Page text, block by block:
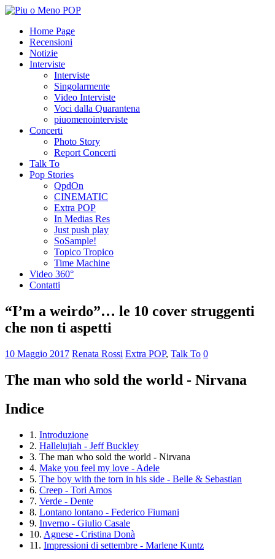
Home Page
Recensioni
Notizie
Interviste
Interviste
Singolarmente
Video Interviste
Voci dalla Quarantena
piuomenointerviste
Concerti
Photo Story
Report Concerti
Talk To
Pop Stories
QpdOn
CINEMATIC
Extra POP
In Medias Res
Just push play
SoSample!
Topico Tropico
Time Machine
Video 360°
Contatti
“I’m a weirdo”… le 10 cover struggenti
che non ti aspetti
10 Maggio 2017 Renata Rossi Extra POP, Talk To 0
The man who sold the world - Nirvana
Indice
1. Introduzione
2. Hallelujiah - Jeff Buckley
3. The man who sold the world - Nirvana
4. Make you feel my love - Adele
5. The boy with the torn in his side - Belle & Sebastian
6. Creep - Tori Amos
7. Verde - Dente
8. Lontano lontano - Federico Fiumani
9. Inverno - Giulio Casale
10. Agnese - Cristina Donà
11. Impressioni di settembre - Marlene Kuntz